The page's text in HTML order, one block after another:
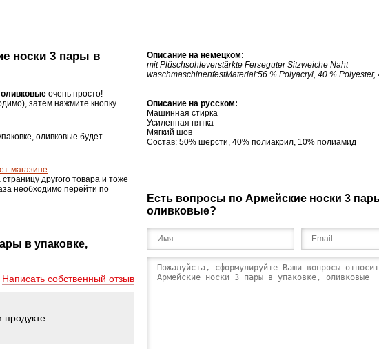
носки 3 пары в
оливковые очень просто!
затем нажмите кнопку
оливковые будет
магазине
другого товара и тоже
необходимо перейти по
в упаковке,
Написать собственный отзыв
продукте
Описание на немецком:
mit Plüschsohleverstärkte Ferseguter Sitzweiche Naht
waschmaschinenfestMaterial:56 % Polyacryl, 40 % Polyester,
Описание на русском:
Машиннаястирка
Усиленная пятка
Мягкий шов
Состав:50% шерсти, 40% полиакрил, 10% полиамид
Есть вопросы по Армейские носки 3
оливковые?